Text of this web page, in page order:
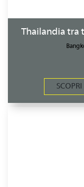
Thailandia tra
SCOPRI